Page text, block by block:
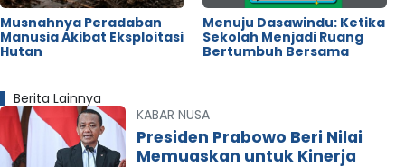
Musnahnya Peradaban
Manusia Akibat Eksploitasi
Hutan
Menuju Dasawindu: Ketika
Sekolah Menjadi Ruang
Bertumbuh Bersama
Berita Lainnya
KABAR NUSA
Presiden Prabowo Beri Nilai
Memuaskan untuk Kinerja